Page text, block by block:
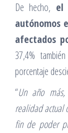
De hecho, el
autónomos
afectados
37,4%
porcentaje
“Un año
realidad actual
fin de poder